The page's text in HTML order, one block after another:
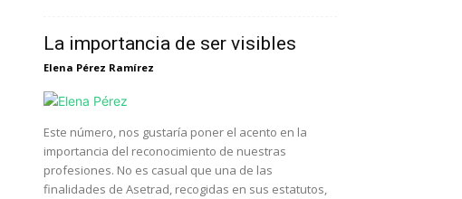
La importancia de ser visibles
Elena Pérez Ramírez
Este número, nos gustaría poner el acento en la
importancia del reconocimiento de nuestras
profesiones. No es casual que una de las
finalidades de Asetrad, recogidas en sus estatutos,